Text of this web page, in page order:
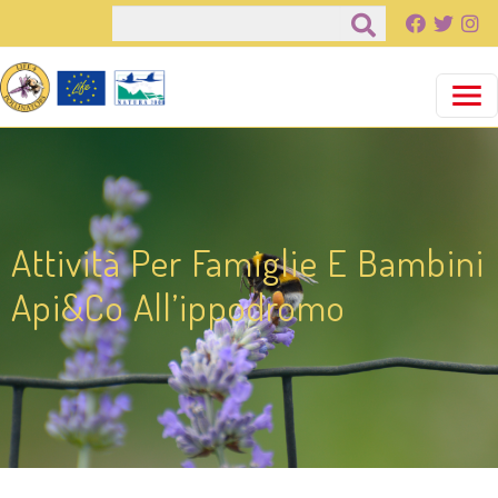
Παράκαμψη προς το κυρίως περιεχόμενο
Attività Per Famiglie E Bambini
Api&Co All’ippodromo